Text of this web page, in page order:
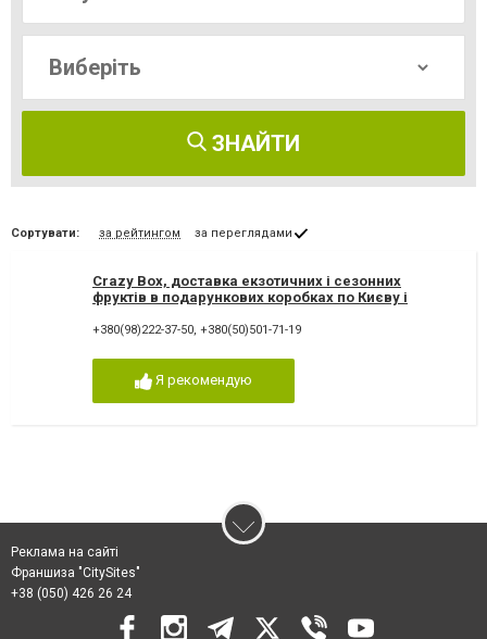
ЗНАЙТИ
Сортувати: за рейтингом за переглядами
Crazy Box, доставка екзотичних і сезонних
фруктів в подарункових коробках по Києву і
+380(98)222-37-50, +380(50)501-71-19
Я рекомендую
Реклама на сайті
Франшиза "CitySites"
+38 (050) 426 26 24